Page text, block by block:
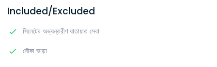
Included/Excluded
সিলেটের অভ্যন্তরীণ যাতায়াত সেবা
নৌকা ভাড়া